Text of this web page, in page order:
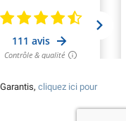
cliquez ici pour